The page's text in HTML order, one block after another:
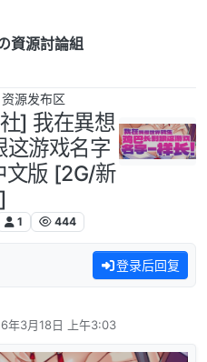
資源討論組
资源发布区
] 我在異想
这游戏名字
文版 [2G/新
1 444
登录后回复
年3月18日 上午3:03
辑